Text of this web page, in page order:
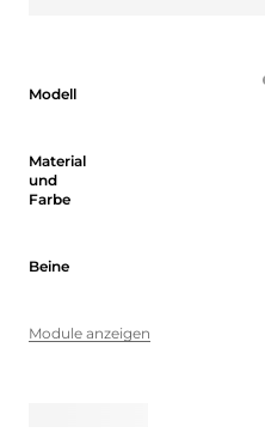
Modell
Material
und
Farbe
Beine
Module anzeigen